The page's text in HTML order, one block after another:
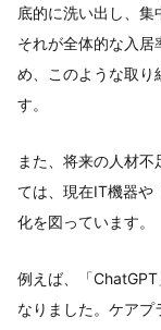
底的に洗い出し、集
それが全体的な入居
め、このような取り
す。
また、将来の人材
ては、現在IT機器や
化を図っています。
例えば、「
なりました。ケアプ